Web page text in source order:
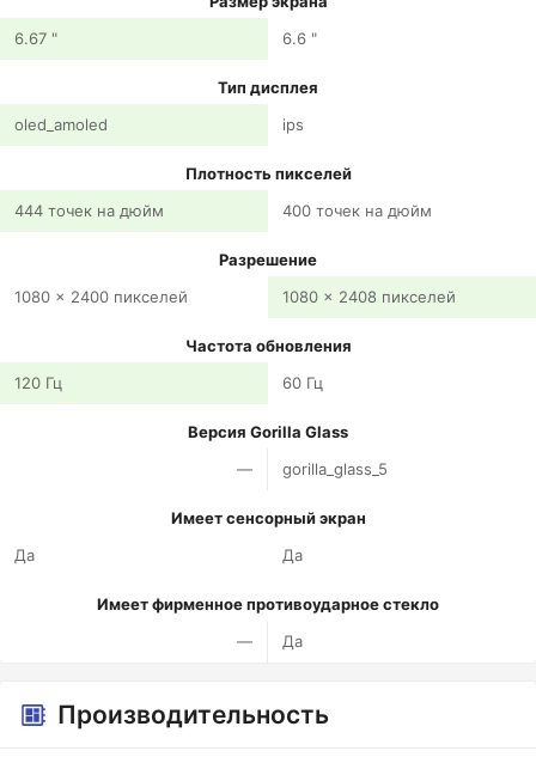
6.67 "
6.6 "
Тип дисплея
oled_amoled
ips
Плотность пикселей
444 точек на дюйм
400 точек на дюйм
Разрешение
1080 x 2400 пикселей
1080 x 2408 пикселей
Частота обновления
120 Гц
60 Гц
Версия Gorilla Glass
—
gorilla_glass_5
Имеет сенсорный экран
Да
Да
Имеет фирменное противоударное стекло
—
Да
Производительность